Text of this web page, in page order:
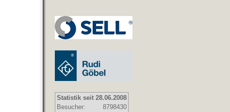
Statistik seit 28.06.2008
Besucher:
8798430